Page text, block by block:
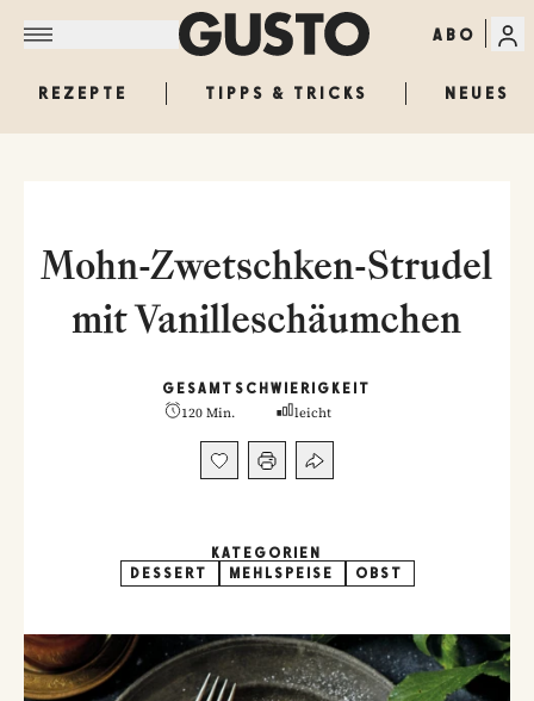
ABO
REZEPTE TIPPS & TRICKS NEUES
Mohn-Zwetschken-Strudel
mit Vanilleschäumchen
GESAMT
120 Min.
SCHWIERIGKEIT
leicht
KATEGORIEN
DESSERT
MEHLSPEISE OBST